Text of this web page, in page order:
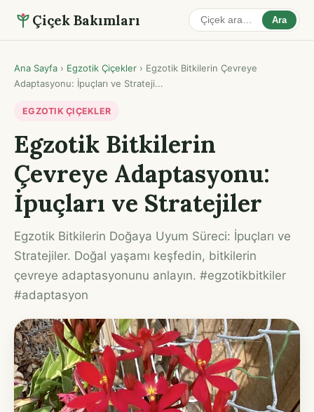
Çiçek Bakımları Ara
Ana Sayfa › Egzotik Çiçekler › Egzotik Bitkilerin Çevreye
Adaptasyonu: İpuçları ve Strateji...
EGZOTIK ÇIÇEKLER
Egzotik Bitkilerin
Çevreye Adaptasyonu:
İpuçları ve Stratejiler
Egzotik Bitkilerin Doğaya Uyum Süreci: İpuçları ve
Stratejiler. Doğal yaşamı keşfedin, bitkilerin
çevreye adaptasyonunu anlayın. #egzotikbitkiler
#adaptasyon